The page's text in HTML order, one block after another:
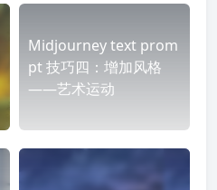
Midjourney text prom
pt 技巧四：增加风格
——艺术运动